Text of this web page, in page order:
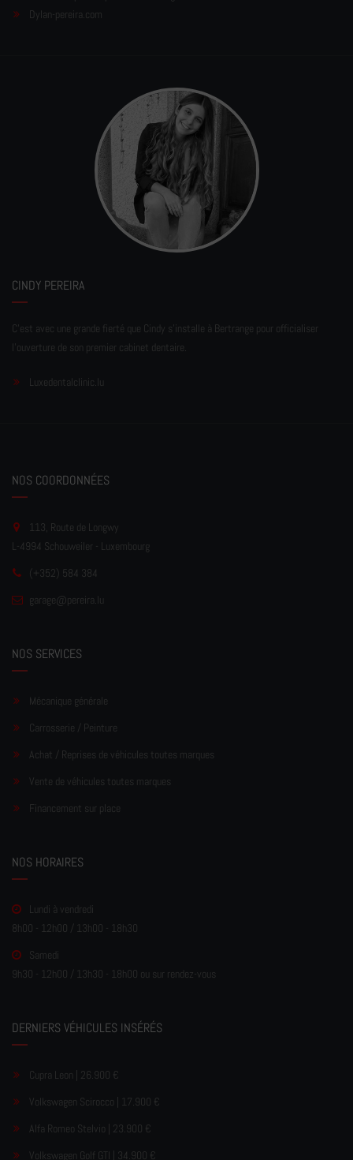
Dylan-pereira.com
CINDY PEREIRA
C'est avec une grande fierté que Cindy s'installe à Bertrange pour officialiser
l'ouverture de son premier cabinet dentaire.
Luxedentalclinic.lu
NOS COORDONNÉES
113, Route de Longwy
L-4994 Schouweiler - Luxembourg
(+352) 584 384
garage@pereira.lu
NOS SERVICES
Mécanique générale
Carrosserie / Peinture
Achat / Reprises de véhicules toutes marques
Vente de véhicules toutes marques
Financement sur place
NOS HORAIRES
Lundi à vendredi
8h00 - 12h00 / 13h00 - 18h30
Samedi
9h30 - 12h00 / 13h30 - 18h00 ou sur rendez-vous
DERNIERS VÉHICULES INSÉRÉS
Cupra Leon | 26.900 €
Volkswagen Scirocco | 17.900 €
Alfa Romeo Stelvio | 23.900 €
Volkswagen Golf GTI | 34.900 €